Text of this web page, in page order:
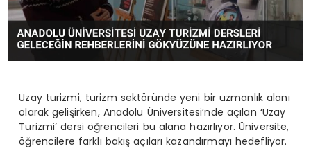
Uzay turizmi, turizm sektöründe yeni bir uzmanlık alanı
olarak gelişirken, Anadolu Üniversitesi’nde açılan ‘Uzay
Turizmi’ dersi öğrencileri bu alana hazırlıyor. Üniversite,
öğrencilere farklı bakış açıları kazandırmayı hedefliyor.